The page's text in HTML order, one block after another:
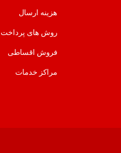
هزینه ارسال
روش های پرداخت
فروش اقساطی
مراکز خدمات